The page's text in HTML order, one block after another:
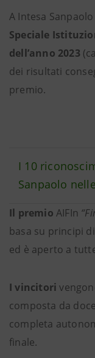
A Intesa
Speciale
dell’anno 2023
dei risultati
premio.
I 10
Sanpaolo
Il premio AIFIn
basa su principi
ed è aperto a
I vincitori
composta da
completa
finale.